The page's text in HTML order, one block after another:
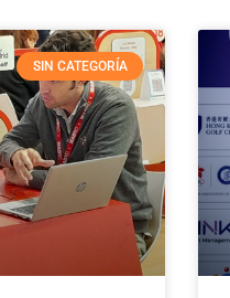
SIN CATEGORÍA